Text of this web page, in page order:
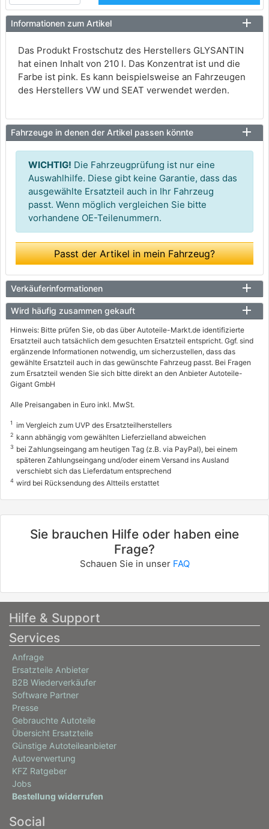
Informationen zum Artikel
Das Produkt Frostschutz des Herstellers GLYSANTIN
hat einen Inhalt von 210 l. Das Konzentrat ist und die
Farbe ist pink. Es kann beispielsweise an Fahrzeugen
des Herstellers VW und SEAT verwendet werden.
Fahrzeuge in denen der Artikel passen könnte
WICHTIG! Die Fahrzeugprüfung ist nur eine
Auswahlhilfe. Diese gibt keine Garantie, dass das
ausgewählte Ersatzteil auch in Ihr Fahrzeug
passt. Wenn möglich vergleichen Sie bitte
vorhandene OE-Teilenummern.
Passt der Artikel in mein Fahrzeug?
Verkäuferinformationen
Wird häufig zusammen gekauft
Hinweis: Bitte prüfen Sie, ob das über Autoteile-Markt.de identifizierte
Ersatzteil auch tatsächlich dem gesuchten Ersatzteil entspricht. Ggf. sind
ergänzende Informationen notwendig, um sicherzustellen, dass das
gewählte Ersatzteil auch in das gewünschte Fahrzeug passt. Bei Fragen
zum Ersatzteil wenden Sie sich bitte direkt an den Anbieter Autoteile-
Gigant GmbH
Alle Preisangaben in Euro inkl. MwSt.
1 im Vergleich zum UVP des Ersatzteilherstellers
2 kann abhängig vom gewählten Lieferzielland abweichen
3 bei Zahlungseingang am heutigen Tag (z.B. via PayPal), bei einem
späteren Zahlungseingang und/oder einem Versand ins Ausland
verschiebt sich das Lieferdatum entsprechend
4 wird bei Rücksendung des Altteils erstattet
Sie brauchen Hilfe oder haben eine
Frage?
Schauen Sie in unser FAQ
Hilfe & Support
Services
Anfrage
Ersatzteile Anbieter
B2B Wiederverkäufer
Software Partner
Presse
Gebrauchte Autoteile
Übersicht Ersatzteile
Günstige Autoteileanbieter
Autoverwertung
KFZ Ratgeber
Jobs
Bestellung widerrufen
Social